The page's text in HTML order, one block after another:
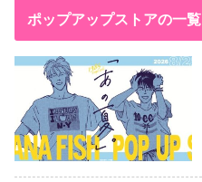
ポップアップストアの一覧